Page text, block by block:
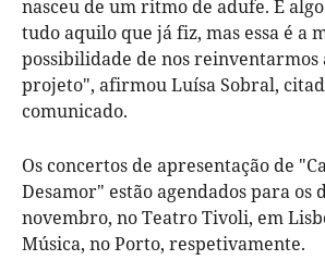
nasceu de um ritmo de adufe. É
tudo aquilo que já fiz, mas essa é a
possibilidade de nos reinventarmos
projeto", afirmou Luísa Sobral,
comunicado.
Os concertos de apresentação de
Desamor" estão agendados para os
novembro, no Teatro Tivoli, em
Música, no Porto, respetivamente.